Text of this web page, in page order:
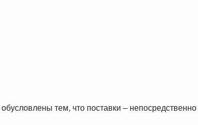
обусловлены тем, что поставки – непосредственно